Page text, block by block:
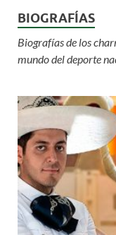
BIOGRAFÍAS
Biografías de los
mundo del deporte